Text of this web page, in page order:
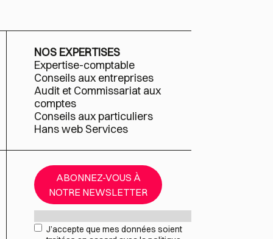
NOS EXPERTISES
Expertise-comptable
Conseils aux entreprises
Audit et Commissariat aux
comptes
Conseils aux particuliers
Hans web Services
ABONNEZ-VOUS À
NOTRE NEWSLETTER
Mail*
RGPD*
J’accepte que mes données soient